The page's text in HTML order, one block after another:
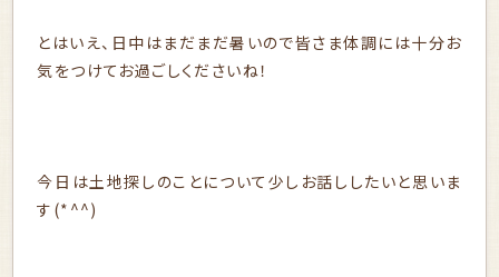
とはいえ、日中はまだまだ暑いので皆さま体調には十分お
気をつけてお過ごしくださいね！
今日は土地探しのことについて少しお話ししたいと思いま
す(*^^)